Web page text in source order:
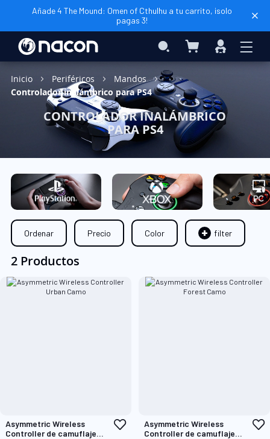
Añade 4 The Mound: Omen of Cthulhu a tu carrito, ¡solo
pagas 3!
Search Mi cesta Iniciar
sesión
Inicio
Periféricos
Mandos
Controlador inalámbrico para PS4
CONTROLADOR INALÁMBRICO
PARA PS4
Ordenar Precio Color filter
2 Productos
Asymmetric Wireless
Controller de camuflaje
AñadirAsymmetric Wireless
Controller de camuflaje